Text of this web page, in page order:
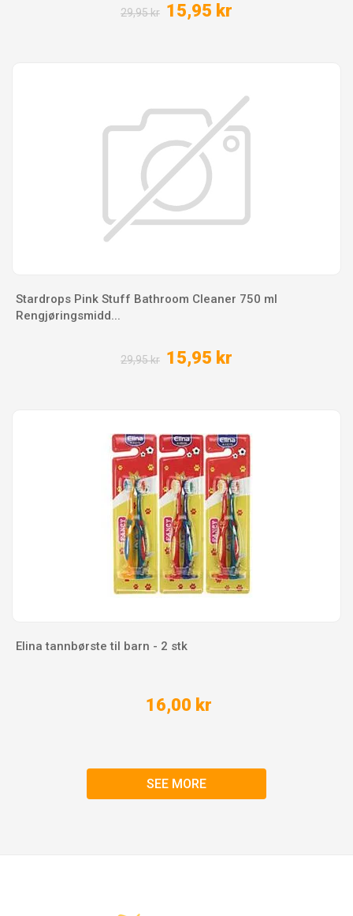
29,95 kr 15,95 kr
Stardrops Pink Stuff Bathroom Cleaner 750 ml
Rengjøringsmidd...
29,95 kr 15,95 kr
Elina tannbørste til barn - 2 stk
16,00 kr
SEE MORE